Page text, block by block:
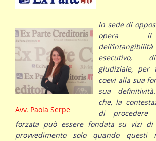
Avv. Paola Serpe
In sede di
opera il
esecutivo,
giudiziale, per
coevi alla sua
sua
che, la
di procedere
forzata può essere fondata su vizi di
provvedimento solo quando questi